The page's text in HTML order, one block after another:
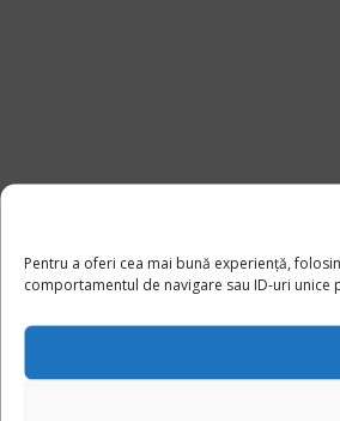
Pentru a oferi cea mai bună experiență,
comportamentul de navigare sau ID-uri